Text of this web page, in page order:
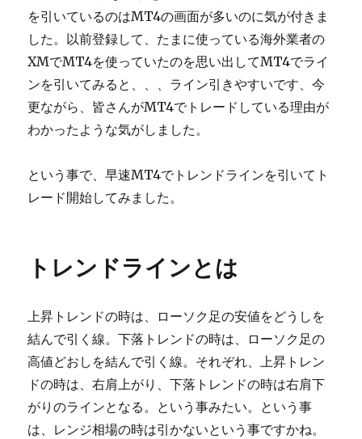
を引いているのはMT4の画面が多いのに気が付きま
した。以前登録して、たまに使っている海外業者の
XMでMT4を使っていたのを思い出してMT4でライ
ンを引いてみると、、、ライン引きやすいです、今
更ながら、皆さんがMT4でトレードしている理由が
わかったような気がしました。
という事で、早速MT4でトレンドラインを引いてト
レード開始してみました。
トレンドラインとは
上昇トレンドの時は、ローソク足の安値をどうしを
結んで引く線。下落トレンドの時は、ローソク足の
高値どおしを結んで引く線。それぞれ、上昇トレン
ドの時は、右肩上がり、下落トレンドの時は右肩下
がりのラインとなる。という事みたい。という事
は、レンジ相場の時は引かないという事ですかね。